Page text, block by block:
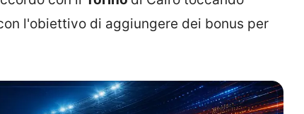
l'obiettivo di aggiungere dei bonus per